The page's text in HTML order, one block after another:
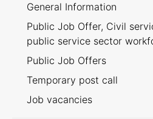
General Information
Public Job Offer, Civil
public service sector
Public Job Offers
Temporary post call
Job vacancies